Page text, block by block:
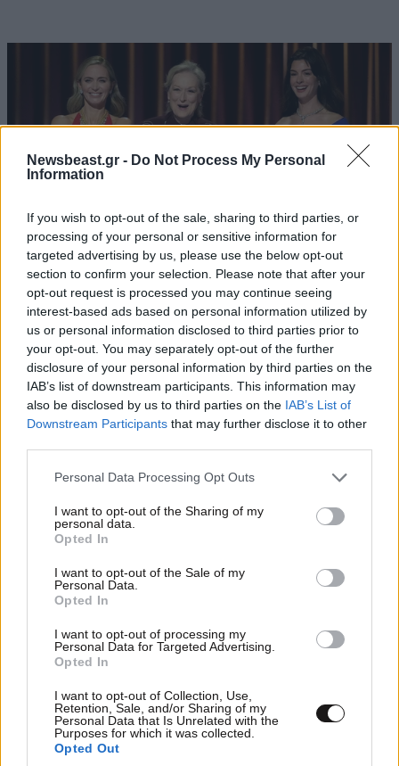
Newsbeast.gr - Do Not Process My Personal
Information
If you wish to opt-out of the sale, sharing to third parties, or
processing of your personal or sensitive information for
targeted advertising by us, please use the below opt-out
section to confirm your selection. Please note that after your
opt-out request is processed you may continue seeing
interest-based ads based on personal information utilized by
us or personal information disclosed to third parties prior to
your opt-out. You may separately opt-out of the further
disclosure of your personal information by third parties on the
IAB’s list of downstream participants. This information may
also be disclosed by us to third parties on the IAB’s List of
Downstream Participants that may further disclose it to other
Please note that this website/app uses one or more Google
not limited to your visit or usage behaviour. You may click to
grant or deny consent to Google and its third-party tags to
use your data for below specified purposes in below Google
consent section.
Personal Data Processing Opt Outs
I want to opt-out of the Sharing of my
personal data.
Opted In
I want to opt-out of the Sale of my
Personal Data.
Opted In
I want to opt-out of processing my
Personal Data for Targeted Advertising.
Opted In
I want to opt-out of Collection, Use,
Retention, Sale, and/or Sharing of my
Personal Data that Is Unrelated with the
Purposes for which it was collected.
Opted Out
The Devil Wears Prada 2: Η θρυλική
γκαρνταρόμπα της ταινίας βγαίνει «στο σφυρί»
Αθηνά Οικονομάκου – Μπρούνο Τσερέλα: Ο
μήνας του μέλιτος συνεχίζεται – Από τη